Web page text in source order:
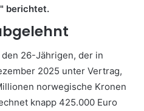
" berichtet.
26-Jährigen, der in
2025 unter Vertrag,
norwegische Kronen
knapp 425.000 Euro